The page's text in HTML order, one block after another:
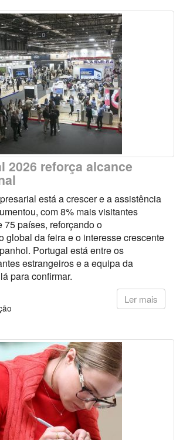
2026 reforça alcance
está a crescer e a assistência
com 8% mais visitantes
75 países, reforçando o
global da feira e o interesse crescente
Portugal está entre os
estrangeiros e a equipa da
para confirmar.
Ler mais